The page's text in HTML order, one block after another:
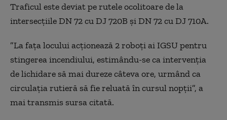
Traficul este deviat pe rutele ocolitoare de la
intersecţiile DN 72 cu DJ 720B şi DN 72 cu DJ 710A.
”La faţa locului acţionează 2 roboţi ai IGSU pentru
stingerea incendiului, estimându-se ca intervenţia
de lichidare să mai dureze câteva ore, urmând ca
circulaţia rutieră să fie reluată în cursul nopţii”, a
mai transmis sursa citată.